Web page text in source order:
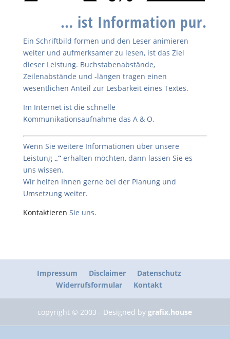
… ist Information pur.
Ein Schriftbild formen und den Leser animieren
weiter und aufmerksamer zu lesen, ist das Ziel
dieser Leistung. Buchstabenabstände,
Zeilenabstände und -längen tragen einen
wesentlichen Anteil zur Lesbarkeit eines Textes.
Im Internet ist die schnelle
Kommunikationsaufnahme das A & O.
Wenn Sie weitere Informationen über unsere
Leistung „“erhalten möchten, dann lassen Sie es
uns wissen.
Wir helfen Ihnen gerne bei der Planung und
Umsetzung weiter.
Kontaktieren Sie uns.
Impressum Disclaimer
Datenschutz
Widerrufsformular
Kontakt
copyright © 2003 - Designed by grafix.house